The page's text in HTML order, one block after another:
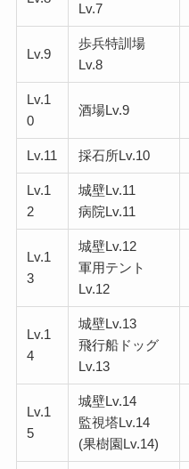
Lv.7
Lv.9
歩兵特訓場
Lv.8
Lv.1
0
酒場Lv.9
Lv.11 採石所Lv.10
Lv.1
2
城壁Lv.11
病院Lv.11
Lv.1
3
城壁Lv.12
軍用テント
Lv.12
Lv.1
4
城壁Lv.13
飛行船ドッグ
Lv.13
Lv.1
5
城壁Lv.14
監視塔Lv.14
(果樹園Lv.14)